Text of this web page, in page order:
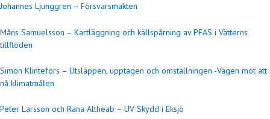
Johannes Ljunggren – Försvarsmakten
Måns Samuelsson – Kartläggning och källspårning av PFAS i Vätterns
tillflöden
Simon Klintefors – Utsläppen, upptagen och omställningen -Vägen mot att
nå klimatmålen
Peter Larsson och Rana Altheab – UV Skydd i Eksjö